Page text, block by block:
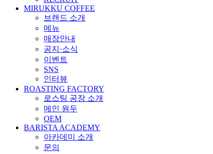
MIRUKKU COFFEE
브랜드 소개
메뉴
매장안내
공지·소식
이벤트
SNS
인터뷰
ROASTING FACTORY
로스팅 공장 소개
메인 원두
OEM
BARISTA ACADEMY
아카데미 소개
문의